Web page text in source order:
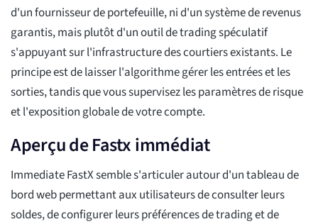
d'un fournisseur de portefeuille, ni d'un système de revenus
garantis, mais plutôt d'un outil de trading spéculatif
s'appuyant sur l'infrastructure des courtiers existants. Le
principe est de laisser l'algorithme gérer les entrées et les
sorties, tandis que vous supervisez les paramètres de risque
et l'exposition globale de votre compte.
Aperçu de Fastx immédiat
Immediate FastX semble s'articuler autour d'un tableau de
bord web permettant aux utilisateurs de consulter leurs
soldes, de configurer leurs préférences de trading et de